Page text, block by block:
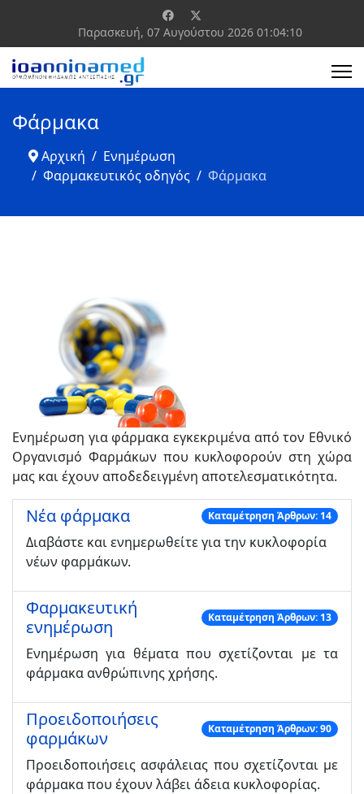
Παρασκευή, 07 Αυγούστου 2026 01:04:11
Φάρμακα
Αρχική
Ενημέρωση
Φαρμακευτικός οδηγός
Φάρμακα
Ενημέρωση για φάρμακα εγκεκριμένα από τον Εθνικό
Οργανισμό Φαρμάκων που κυκλοφορούν στη χώρα
μας και έχουν αποδεδειγμένη αποτελεσματικότητα.
Νέα φάρμακα Καταμέτρηση Άρθρων: 14
Διαβάστε και ενημερωθείτε για την κυκλοφορία
νέων φαρμάκων.
Φαρμακευτική
ενημέρωση
Καταμέτρηση Άρθρων: 13
Ενημέρωση για θέματα που σχετίζονται με τα
φάρμακα ανθρώπινης χρήσης.
Προειδοποιήσεις
φαρμάκων
Καταμέτρηση Άρθρων: 90
Προειδοποιήσεις ασφάλειας που σχετίζονται με
φάρμακα που έχουν λάβει άδεια κυκλοφορίας.